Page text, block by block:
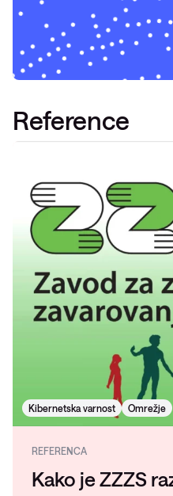
Reference
Kibernetska varnost Omrežje
REFERENCA
Kako je ZZZS